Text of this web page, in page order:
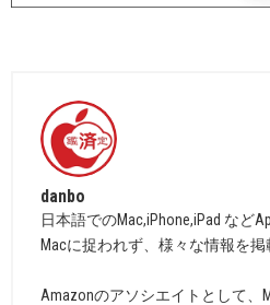
danbo
日本語でのMac,iPhone,iPad など
Macに捉われず、様々な情報を掲
Amazonのアソシエイトとして、